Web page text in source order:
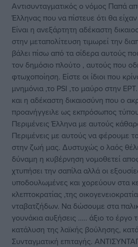
Αντισυνταγματικός ο νόμος Παπά
Έλληνας που να πίστευε ότι θα
Είναι η ανεξάρτητη αδέκαστη
στην μεταπολίτευση τιμωρεί την
βάλει πίσω από τα σίδερα αυτούς
τον δημόσιο πλούτο , αυτούς που
φτωχοποίηση. Είστε οι ίδιοι που
μνημόνια ,το PSI ,το μαύρο στην
και η αδέκαστη δικαιοσύνη που ο
προανήγγειλε ως εκπρόσωπος
Περιμένεις Έλληνα με αυτούς
Περιμένεις με αυτούς να φέρουμε
στην ζωή μας. Δυστυχώς ο λαός
δύναμη η κυβέρνηση νομοθετεί
χτυπήσει την σαπίλα αλλά οι
υποδουλωμένες και χορεύουν στα
κλεπτοκρατίας ,της
νταβατζήδων. Να δώσουμε στα
γουνάκια αυξήσεις ….. άξιο το έργο
κατάλυση της λαϊκής βούλησης,
Συνταγματική επιταγής.